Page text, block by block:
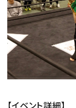
【イベント詳細】